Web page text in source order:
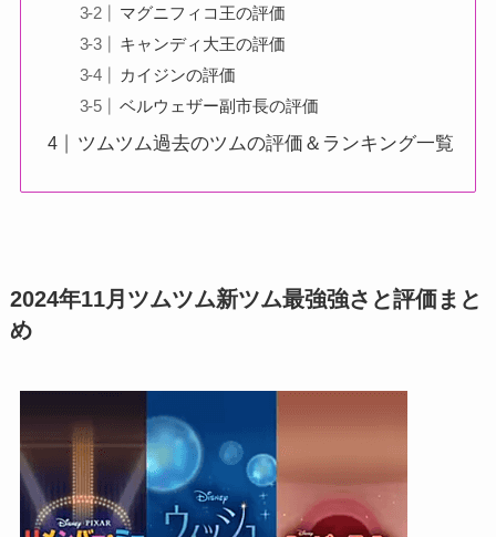
マグニフィコ王の評価
キャンディ大王の評価
カイジンの評価
ベルウェザー副市長の評価
ツムツム過去のツムの評価＆ランキング一覧
2024年11月ツムツム新ツム最強強さと評価まと
め